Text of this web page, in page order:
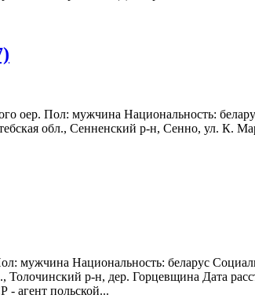
оер. Пол: мужчина Национальность:
обл., Сенненский р-н, Сенно, ул. К.
мужчина Национальность: беларус
р-н, дер. Горцевщина Дата
- агент польской...